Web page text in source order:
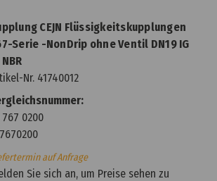
CEJN Flüssigkeitskupplungen
Serie -NonDrip ohne Ventil DN19 IG
Nr. 41740012
767 0200
auf Anfrage
Sie sich an, um Preise sehen zu